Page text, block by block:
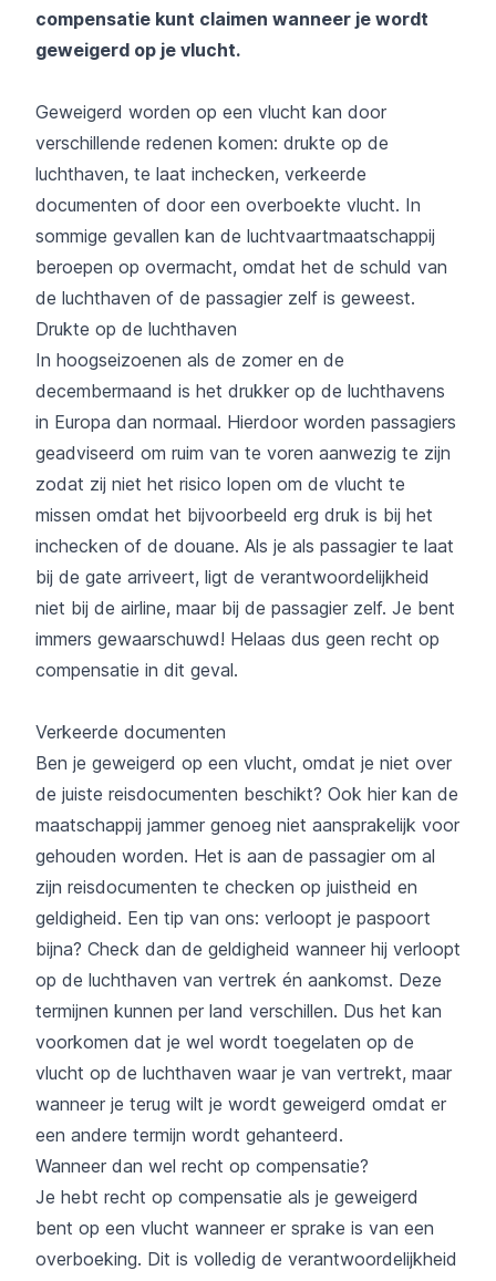
compensatie kunt claimen wanneer je wordt
geweigerd op je vlucht.
Geweigerd worden op een vlucht kan door
verschillende redenen komen: drukte op de
luchthaven, te laat inchecken, verkeerde
documenten of door een overboekte vlucht. In
sommige gevallen kan de luchtvaartmaatschappij
beroepen op overmacht, omdat het de schuld van
de luchthaven of de passagier zelf is geweest.
Drukte op de luchthaven
In hoogseizoenen als de zomer en de
decembermaand is het drukker op de luchthavens
in Europa dan normaal. Hierdoor worden passagiers
geadviseerd om ruim van te voren aanwezig te zijn
zodat zij niet het risico lopen om de vlucht te
missen omdat het bijvoorbeeld erg druk is bij het
inchecken of de douane. Als je als passagier te laat
bij de gate arriveert, ligt de verantwoordelijkheid
niet bij de airline, maar bij de passagier zelf. Je bent
immers gewaarschuwd! Helaas dus geen recht op
compensatie in dit geval.
Verkeerde documenten
Ben je geweigerd op een vlucht, omdat je niet over
de juiste reisdocumenten beschikt? Ook hier kan de
maatschappij jammer genoeg niet aansprakelijk voor
gehouden worden. Het is aan de passagier om al
zijn reisdocumenten te checken op juistheid en
geldigheid. Een tip van ons: verloopt je paspoort
bijna? Check dan de geldigheid wanneer hij verloopt
op de luchthaven van vertrek én aankomst. Deze
termijnen kunnen per land verschillen. Dus het kan
voorkomen dat je wel wordt toegelaten op de
vlucht op de luchthaven waar je van vertrekt, maar
wanneer je terug wilt je wordt geweigerd omdat er
een andere termijn wordt gehanteerd.
Wanneer dan wel recht op compensatie?
Je hebt recht op compensatie als je geweigerd
bent op een vlucht wanneer er sprake is van een
overboeking. Dit is volledig de verantwoordelijkheid